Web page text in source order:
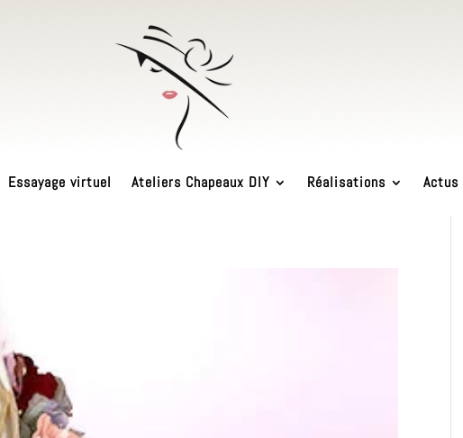
Essayage virtuel Ateliers Chapeaux DIY Réalisations Actus